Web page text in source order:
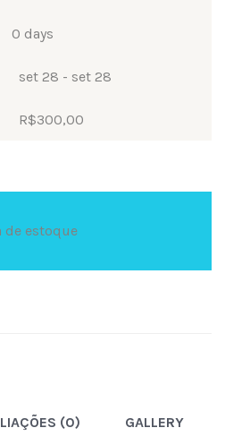
0 days
set 28 - set 28
R$300,00
de estoque
(0) GALLERY